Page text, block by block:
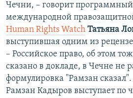
Чечни, – говорит
международной
Human Rights Watch Татьяна
выступившая одним из
– Российское право, об этом
сказано в докладе, в Чечне не
формулировка "Рамзан сказал".
Рамзан Кадыров выступает по